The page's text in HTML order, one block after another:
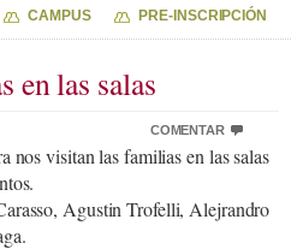
CAMPUS PRE-INSCRIPCIÓN
en las salas
COMENTAR
nos visitan las familias en las salas
Agustin Trofelli, Alejrandro